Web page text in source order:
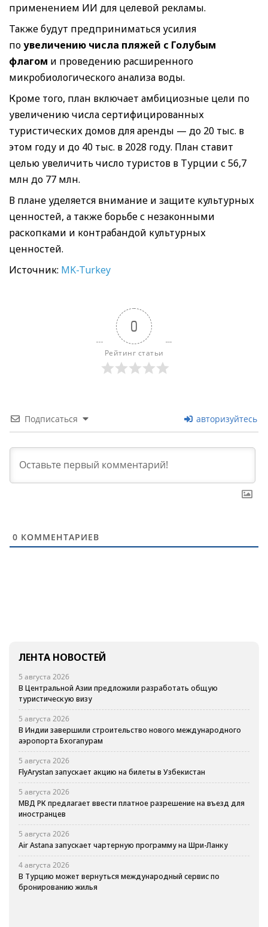
применением ИИ для целевой рекламы.
Также будут предприниматься усилия
поувеличению числа пляжей с Голубым
флагом и проведению расширенного
микробиологического анализа воды.
Кроме того, план включает амбициозные цели по
увеличению числа сертифицированных
туристических домов для аренды — до 20 тыс. в
этом году и до 40 тыс. в 2028 году. План ставит
целью увеличить число туристов в Турции с 56,7
млн до 77 млн.
В плане уделяется внимание и защите культурных
ценностей, а также борьбе с незаконными
раскопками и контрабандой культурных
ценностей.
Источник: MK-Turkey
0
Рейтинг статьи
Подписаться авторизуйтесь
0 КОММЕНТАРИЕВ
ЛЕНТА НОВОСТЕЙ
5 августа 2026
В Центральной Азии предложили разработать общую
туристическую визу
5 августа 2026
В Индии завершили строительство нового международного
аэропорта Бхогапурам
5 августа 2026
FlyArystan запускает акцию на билеты в Узбекистан
5 августа 2026
МВД РК предлагает ввести платное разрешение на въезд для
иностранцев
5 августа 2026
Air Astana запускает чартерную программу на Шри-Ланку
4 августа 2026
В Турцию может вернуться международный сервис по
бронированию жилья